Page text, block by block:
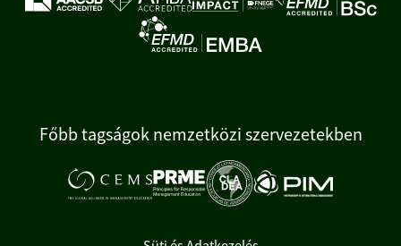
Főbb tagságok nemzetközi szervezetekben